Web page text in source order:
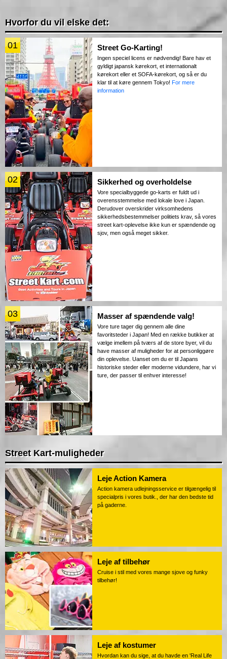
Hvorfor du vil elske det:
01 Street Go-Karting!
Ingen speciel licens er nødvendig! Bare hav et
gyldigt japansk kørekort, et internationalt
kørekort eller et SOFA-kørekort, og så er du
klar til at køre gennem Tokyo! For mere
information
02 Sikkerhed og overholdelse
Vore specialbyggede go-karts er fuldt ud i
overensstemmelse med lokale love i Japan.
Derudover overskrider virksomhedens
sikkerhedsbestemmelser politiets krav, så vores
street kart-oplevelse ikke kun er spændende og
sjov, men også meget sikker.
03 Masser af spændende valg!
Vore ture tager dig gennem alle dine
favoritsteder i Japan! Med en række butikker at
vælge imellem på tværs af de store byer, vil du
have masser af muligheder for at personliggøre
din oplevelse. Uanset om du er til Japans
historiske steder eller moderne vidundere, har vi
ture, der passer til enhver interesse!
Street Kart-muligheder
Leje Action Kamera
Action kamera udlejningsservice er tilgængelig til
specialpris i vores butik., der har den bedste tid
på gaderne.
Leje af tilbehør
Cruise i stil med vores mange sjove og funky
tilbehør!
Leje af kostumer
Hvordan kan du sige, at du havde en 'Real Life